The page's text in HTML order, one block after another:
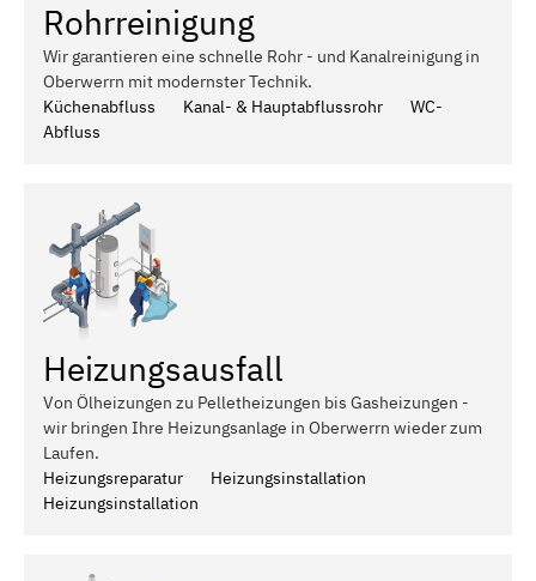
Rohrreinigung
Wir garantieren eine schnelle Rohr - und Kanalreinigung in
Oberwerrn mit modernster Technik.
Küchenabfluss
Kanal- & Hauptabflussrohr
WC-
Abfluss
Heizungsausfall
Von Ölheizungen zu Pelletheizungen bis Gasheizungen -
wir bringen Ihre Heizungsanlage in Oberwerrn wieder zum
Laufen.
Heizungsreparatur
Heizungsinstallation
Heizungsinstallation